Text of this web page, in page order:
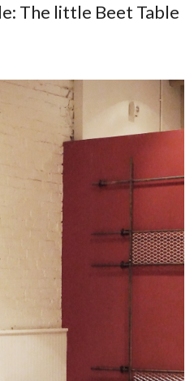
The little Beet Table